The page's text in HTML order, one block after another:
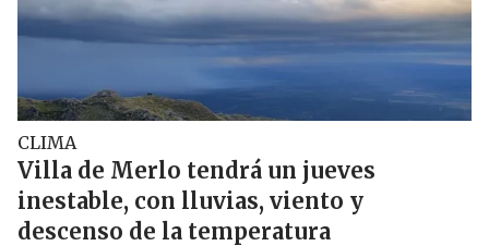
CLIMA
Villa de Merlo tendrá un jueves
inestable, con lluvias, viento y
descenso de la temperatura